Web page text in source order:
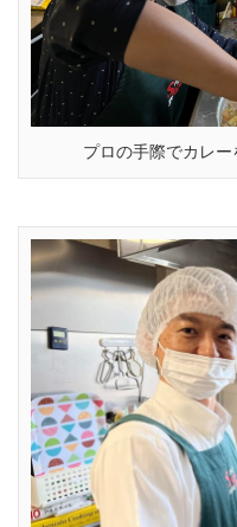
プロの手際でカレ